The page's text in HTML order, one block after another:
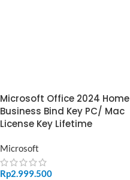
Microsoft Office 2024 Home
Business Bind Key PC/ Mac
License Key Lifetime
Microsoft
Rp2.999.500